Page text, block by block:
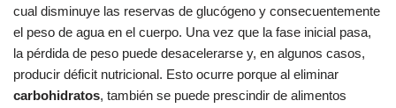
cual disminuye las reservas de glucógeno y consecuentemente
el peso de agua en el cuerpo. Una vez que la fase inicial pasa,
la pérdida de peso puede desacelerarse y, en algunos casos,
producir déficit nutricional. Esto ocurre porque al eliminar
carbohidratos, también se puede prescindir de alimentos